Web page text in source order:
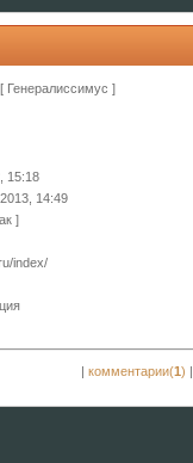
[ Генералиссимус ]
15:18
14:49
]
index/
| комментарии(1)